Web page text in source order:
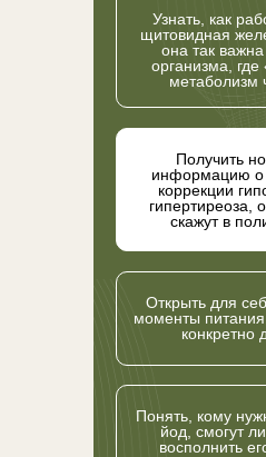
Понять, кому
йод, смогут
восполнить
⁠Открыть для
моменты
конкретно
Получить
информацию о
коррекции
гипертиреоза,
скажут в
Узнать, как
щитовидная
она так
организма, где
метаболизм